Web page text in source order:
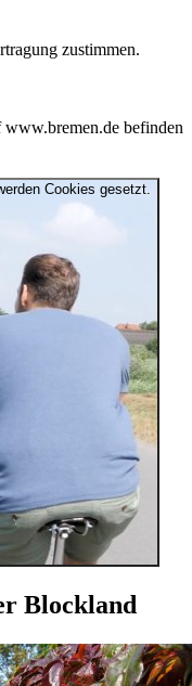
zustimmen.
befinden
Cookies gesetzt.
Blockland